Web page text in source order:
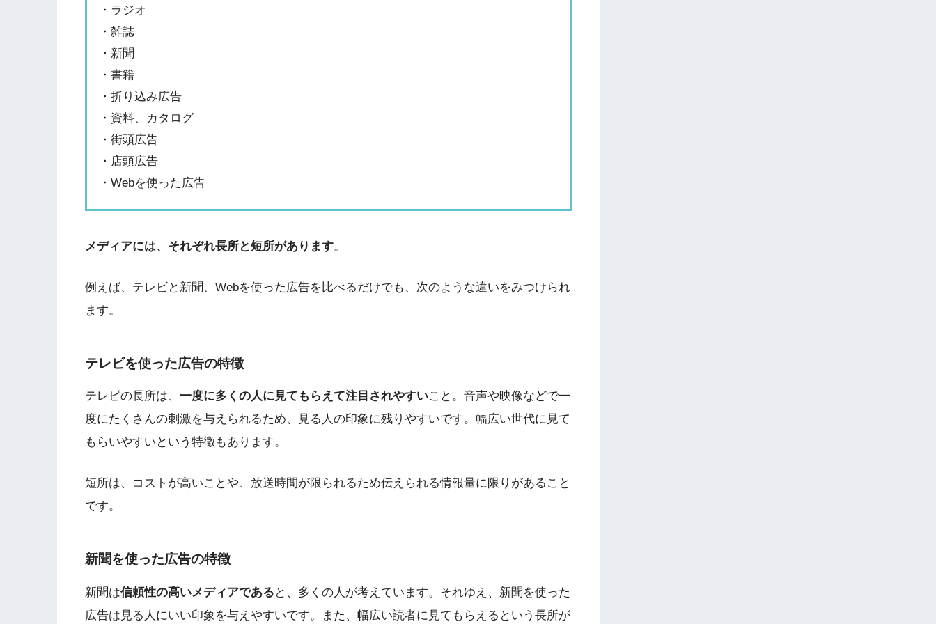
・ラジオ
・雑誌
・新聞
・書籍
・折り込み広告
・資料、カタログ
・街頭広告
・店頭広告
・Webを使った広告
メディアには、それぞれ長所と短所があります。
例えば、テレビと新聞、Webを使った広告を比べるだけでも、次のような違いをみつけられ
ます。
テレビを使った広告の特徴
テレビの長所は、 一度に多くの人に見てもらえて注目されやすいこと。音声や映像などで一
度にたくさんの刺激を与えられるため、見る人の印象に残りやすいです。幅広い世代に見て
もらいやすいという特徴もあります。
短所は、コストが高いことや、放送時間が限られるため伝えられる情報量に限りがあること
です。
新聞を使った広告の特徴
新聞は信頼性の高いメディアである と、多くの人が考えています。それゆえ、新聞を使った
広告は見る人にいい印象を与えやすいです。また、幅広い読者に見てもらえるという長所が